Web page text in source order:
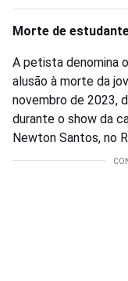
Morte de
A petista denomina
alusão à morte da
novembro de 2023,
durante o show da
Newton Santos, no